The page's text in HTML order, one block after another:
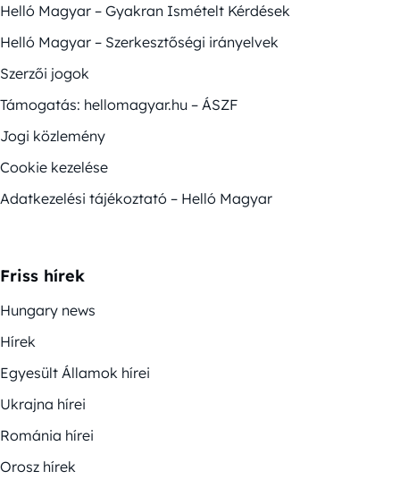
Helló Magyar – Gyakran Ismételt Kérdések
Helló Magyar – Szerkesztőségi irányelvek
Szerzői jogok
Támogatás: hellomagyar.hu – ÁSZF
Jogi közlemény
Cookie kezelése
Adatkezelési tájékoztató – Helló Magyar
Friss hírek
Hungary news
Hírek
Egyesült Államok hírei
Ukrajna hírei
Románia hírei
Orosz hírek